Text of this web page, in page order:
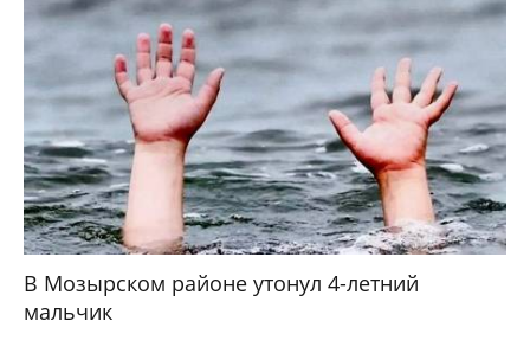
В Мозырском районе утонул 4-летний
мальчик